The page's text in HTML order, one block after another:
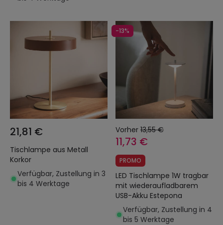
21,81 €
Tischlampe aus Metall
Korkor
Verfügbar, Zustellung in 3
bis 4 Werktage
-13%
Vorher 13,55 €
11,73 €
PROMO
LED Tischlampe 1W tragbar
mit wiederaufladbarem
USB-Akku Estepona
Verfügbar, Zustellung in 4
bis 5 Werktage